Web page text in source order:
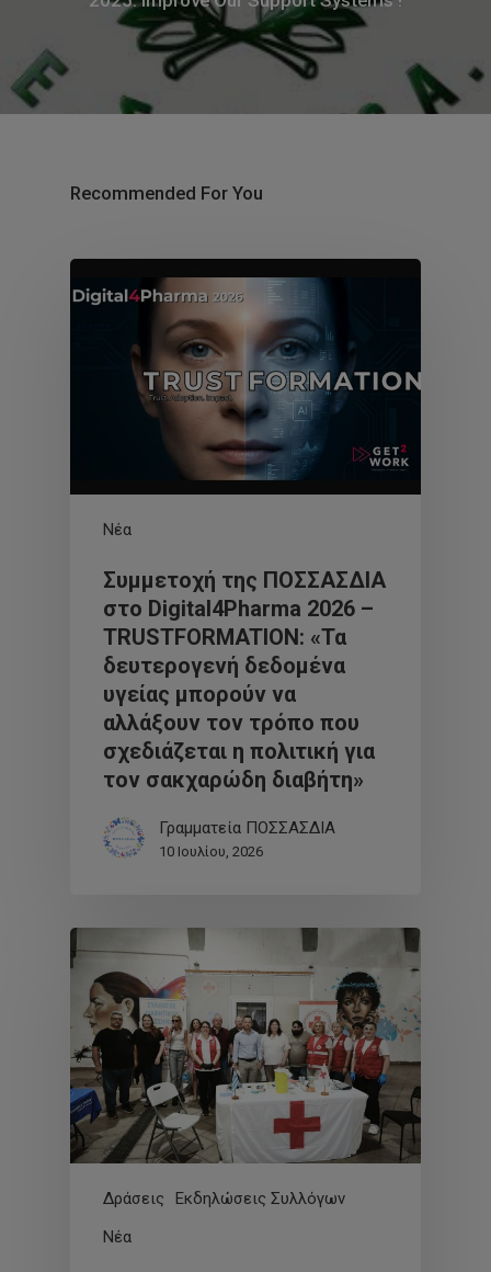
Recommended For You
Νέα
Συμμετοχή της ΠΟΣΣΑΣΔΙΑ
στο Digital4Pharma 2026 –
TRUSTFORMATION: «Τα
δευτερογενή δεδομένα
υγείας μπορούν να
αλλάξουν τον τρόπο που
σχεδιάζεται η πολιτική για
τον σακχαρώδη διαβήτη»
Γραμματεία ΠΟΣΣΑΣΔΙΑ
10 Ιουλίου, 2026
Δράσεις
Εκδηλώσεις Συλλόγων
Νέα